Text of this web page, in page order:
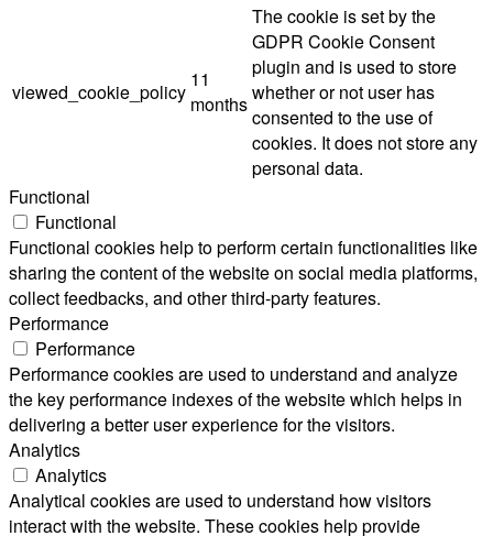
viewed_cookie_policy
11
months
The cookie is set by the
GDPR Cookie Consent
plugin and is used to store
whether or not user has
consented to the use of
cookies. It does not store any
personal data.
Functional
Functional
Functional cookies help to perform certain functionalities like
sharing the content of the website on social media platforms,
collect feedbacks, and other third-party features.
Performance
Performance
Performance cookies are used to understand and analyze
the key performance indexes of the website which helps in
delivering a better user experience for the visitors.
Analytics
Analytics
Analytical cookies are used to understand how visitors
interact with the website. These cookies help provide